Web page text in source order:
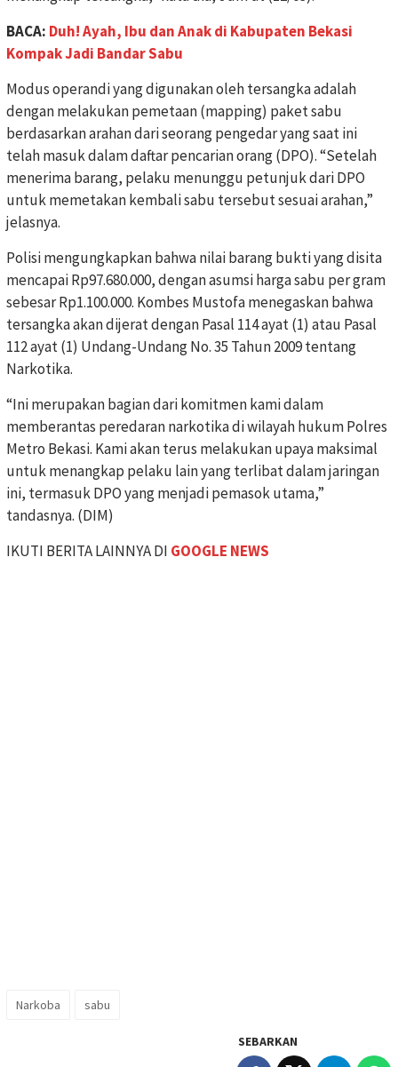
BACA: Duh! Ayah, Ibu dan Anak di Kabupaten Bekasi
Kompak Jadi Bandar Sabu
Modus operandi yang digunakan oleh tersangka adalah
dengan melakukan pemetaan (mapping) paket sabu
berdasarkan arahan dari seorang pengedar yang saat ini
telah masuk dalam daftar pencarian orang (DPO). “Setelah
menerima barang, pelaku menunggu petunjuk dari DPO
untuk memetakan kembali sabu tersebut sesuai arahan,”
jelasnya.
Polisi mengungkapkan bahwa nilai barang bukti yang disita
mencapai Rp97.680.000, dengan asumsi harga sabu per gram
sebesar Rp1.100.000. Kombes Mustofa menegaskan bahwa
tersangka akan dijerat dengan Pasal 114 ayat (1) atau Pasal
112 ayat (1) Undang-Undang No. 35 Tahun 2009 tentang
Narkotika.
“Ini merupakan bagian dari komitmen kami dalam
memberantas peredaran narkotika di wilayah hukum Polres
Metro Bekasi. Kami akan terus melakukan upaya maksimal
untuk menangkap pelaku lain yang terlibat dalam jaringan
ini, termasuk DPO yang menjadi pemasok utama,”
tandasnya. (DIM)
IKUTI BERITA LAINNYA DI GOOGLE NEWS
Narkoba sabu
SEBARKAN